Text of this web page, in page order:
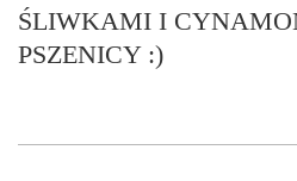
ŚLIWKAMI I
PSZENICY :)